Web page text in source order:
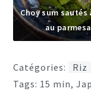
Choy sum sautés
au
Catégories:
Riz
Tags: 15 min,